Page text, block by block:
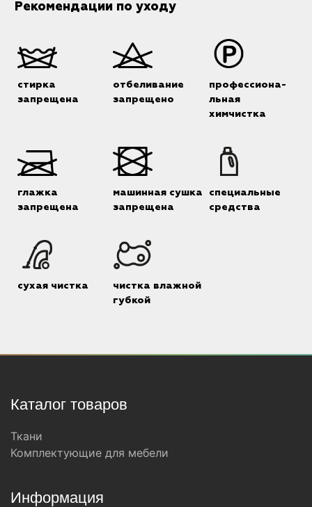
Рекомендации по уходу
стирка
запрещена
отбеливание
запрещено
профессиона-
льная
химчистка
глажка
запрещена
машинная сушка
запрещена
специальные
средства
сухая чистка
чистка влажной
губкой
Каталог товаров
Ткани
Комплектующие для мебели
Информация